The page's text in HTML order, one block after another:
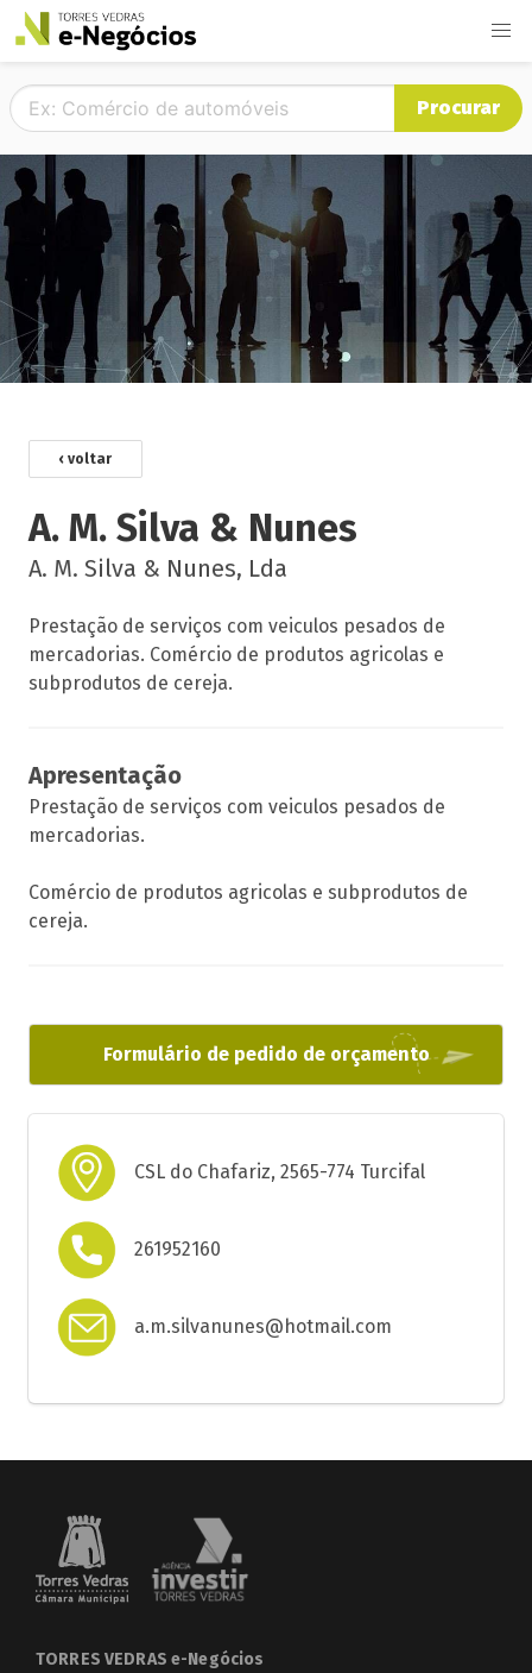
Procurar
‹ voltar
A. M. Silva & Nunes
A. M. Silva & Nunes, Lda
Prestação de serviços com veiculos pesados de
mercadorias. Comércio de produtos agricolas e
subprodutos de cereja.
Apresentação
Prestação de serviços com veiculos pesados de
mercadorias.
Comércio de produtos agricolas e subprodutos de
cereja.
Formulário de pedido de orçamento
CSL do Chafariz, 2565-774 Turcifal
261952160
a.m.silvanunes@hotmail.com
TORRES VEDRAS e-Negócios